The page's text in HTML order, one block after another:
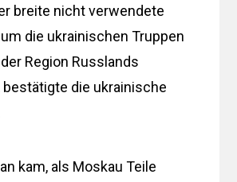
breite nicht verwendete
die ukrainischen Truppen
Region Russlands
die ukrainische
kam, als Moskau Teile